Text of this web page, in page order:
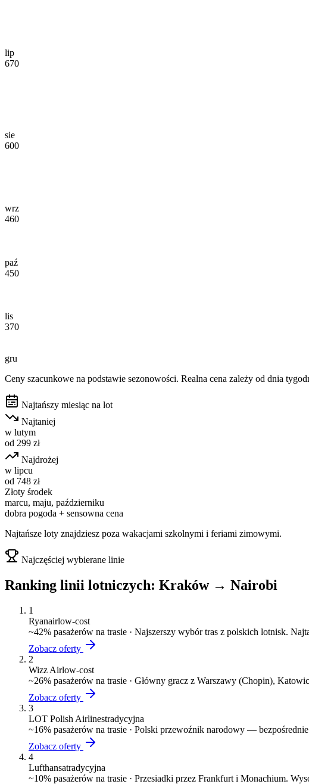
lip
670
sie
600
wrz
460
paź
450
lis
370
gru
Ceny szacunkowe na podstawie sezonowości. Realna cena zależy od dnia
Najtańszy miesiąc na lot
Najtaniej
w lutym
od 299 zł
Najdrożej
w lipcu
od 748 zł
Złoty środek
marcu, maju, październiku
dobra pogoda + sensowna cena
Najtańsze loty znajdziesz poza wakacjami szkolnymi i feriami zimowymi.
Najczęściej wybierane linie
Ranking linii lotniczych: Kraków→ Nairobi
1
Ryanairlow-cost
~42% pasażerów na trasie · Najszerszy wybór tras z polskich lotnisk.
Zobacz oferty
2
Wizz Airlow-cost
~26% pasażerów na trasie · Główny gracz z Warszawy (Chopin),
Zobacz oferty
3
LOT Polish Airlinestradycyjna
~16% pasażerów na trasie · Polski przewoźnik narodowy —
Zobacz oferty
4
Lufthansatradycyjna
~10% pasażerów na trasie · Przesiadki przez Frankfurt i Monachium.